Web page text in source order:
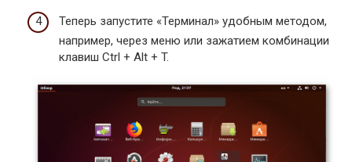
Теперь запустите «Терминал» удобным методом,
например, через меню или зажатием комбинации
клавиш Ctrl + Alt + T.